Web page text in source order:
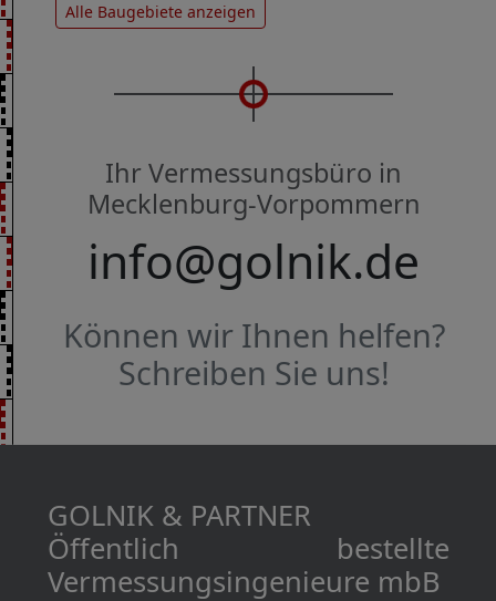
Alle Baugebiete anzeigen
Ihr Vermessungsbüro in
Mecklenburg-Vorpommern
info@golnik.de
Können wir Ihnen helfen?
Schreiben Sie uns!
GOLNIK & PARTNER
Öffentlich bestellte
Vermessungs­­ingenieure mbB